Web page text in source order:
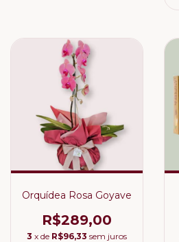
Orquídea Rosa Goyave
R$289,00
3 x de R$96,33 sem juros